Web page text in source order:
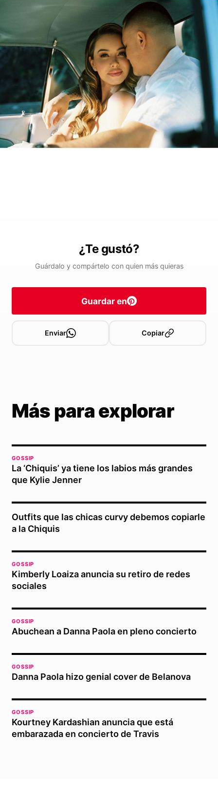
¿Te gustó?
Guárdalo y compártelo con quien más quieras
Guardar en
Enviar Copiar
Más para explorar
GOSSIP
La ‘Chiquis’ ya tiene los labios más grandes
que Kylie Jenner
Outfits que las chicas curvy debemos copiarle
a la Chiquis
GOSSIP
Kimberly Loaiza anuncia su retiro de redes
sociales
GOSSIP
Abuchean a Danna Paola en pleno concierto
GOSSIP
Danna Paola hizo genial cover de Belanova
GOSSIP
Kourtney Kardashian anuncia que está
embarazada en concierto de Travis